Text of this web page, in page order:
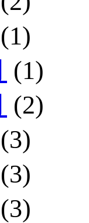
(1)
(1)
(2)
(3)
(3)
(3)